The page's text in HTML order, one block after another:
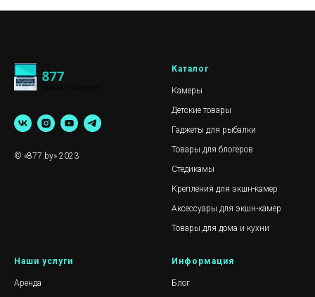
© «877.by» 2023
Каталог
Камеры
Детские товары
Гаджеты для рыбалки
Товары для блогеров
Стедикамы
Крепления для экшн-камер
Аксессуары для экшн-камер
Товары для дома и кухни
Наши услуги
Аренда
Информация
Блог